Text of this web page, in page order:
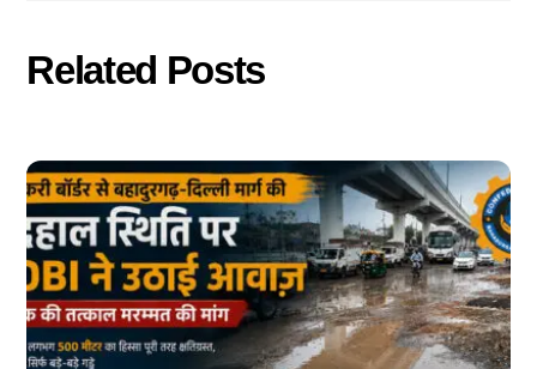
Related Posts